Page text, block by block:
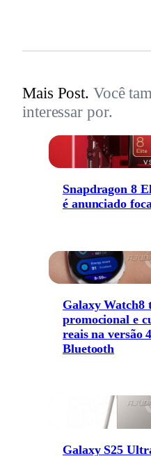
Mais Post. Você
interessar por.
Snapdragon 8
é anunciado
Galaxy Watch8
promocional e
reais na versão
Bluetooth
Galaxy S25